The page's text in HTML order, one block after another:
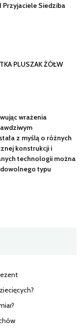
Przyjaciele Siedziba
PLUSZAK ŻÓŁW
wrażenia
z myślą o różnych
konstrukcji i
technologii można
typu